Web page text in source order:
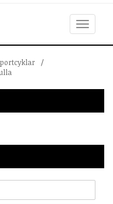
Toggle
navigation
/